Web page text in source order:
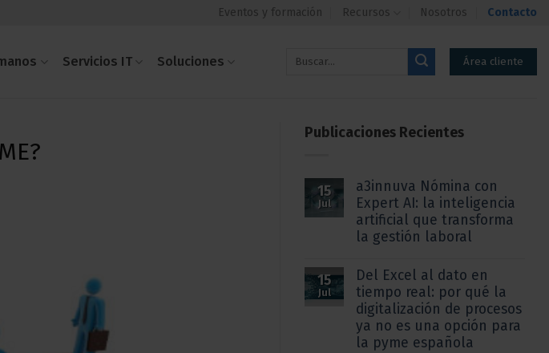
Eventos y formación Recursos Nosotros Contacto
Servicios IT Soluciones Área cliente
Publicaciones Recientes
15
Jul
a3innuva Nómina con
Expert AI: la inteligencia
artificial que transforma
la gestión laboral
15
Jul
Del Excel al dato en
tiempo real: por qué la
digitalización de procesos
ya no es una opción para
la pyme española